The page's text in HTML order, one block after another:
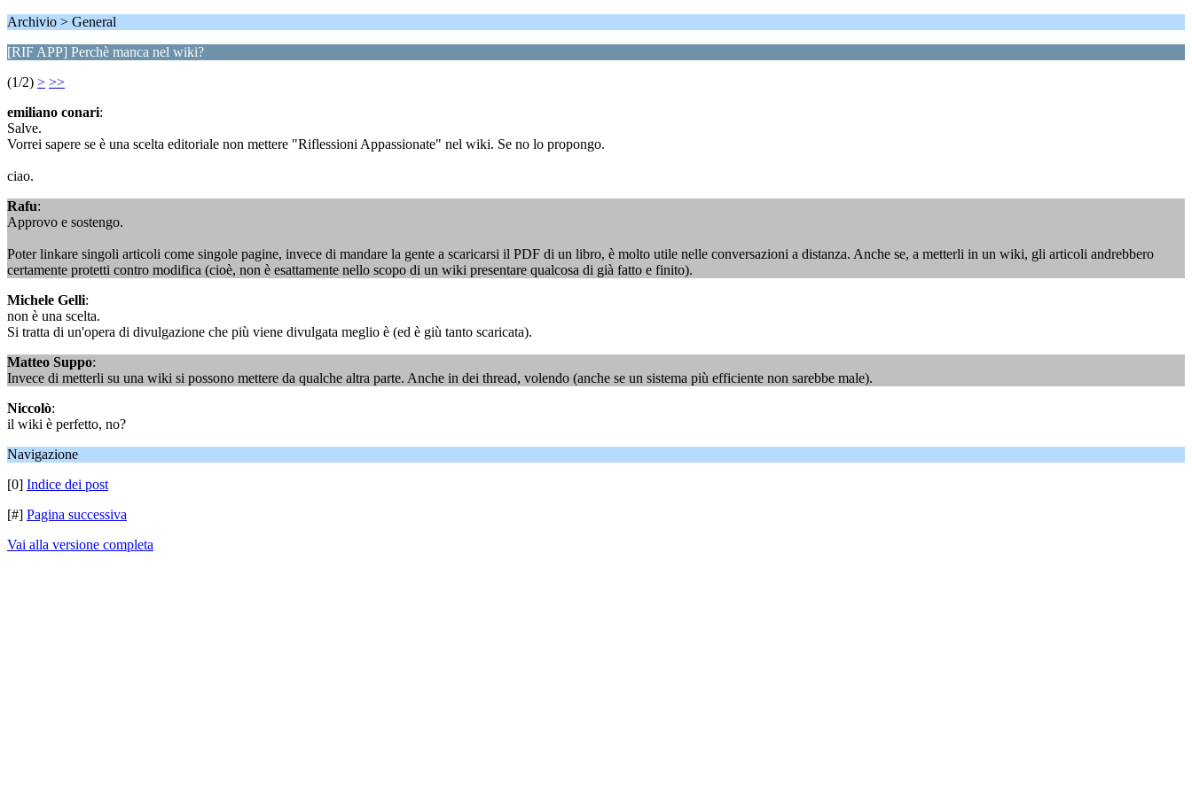
Archivio > General
[RIF APP] Perchè manca nel wiki?
(1/2) > >>
emiliano conari:
Salve.
Vorrei sapere se è una scelta editoriale non mettere "Riflessioni Appassionate" nel wiki. Se no lo propongo.
ciao.
Rafu:
Approvo e sostengo.
Poter linkare singoli articoli come singole pagine, invece di mandare la gente a scaricarsi il PDF di un libro, è molto utile nelle conversazioni a distanza. Anche se, a metterli in un wiki, gli articoli andrebbero
certamente protetti contro modifica (cioè, non è esattamente nello scopo di un wiki presentare qualcosa di già fatto e finito).
Michele Gelli:
non è una scelta.
Si tratta di un'opera di divulgazione che più viene divulgata meglio è (ed è giù tanto scaricata).
Matteo Suppo:
Invece di metterli su una wiki si possono mettere da qualche altra parte. Anche in dei thread, volendo (anche se un sistema più efficiente non sarebbe male).
Niccolò:
il wiki è perfetto, no?
Navigazione
[0] Indice dei post
[#] Pagina successiva
Vai alla versione completa